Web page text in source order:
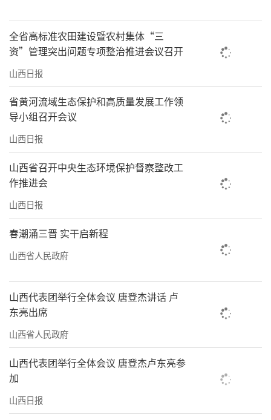
全省高标准农田建设暨农村集体“三
资”管理突出问题专项整治推进会议召开
山西日报
省黄河流域生态保护和高质量发展工作领
导小组召开会议
山西日报
山西省召开中央生态环境保护督察整改工
作推进会
山西日报
春潮涌三晋 实干启新程
山西省人民政府
山西代表团举行全体会议 唐登杰讲话 卢
东亮出席
山西省人民政府
山西代表团举行全体会议 唐登杰卢东亮参
加
山西日报